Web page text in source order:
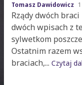
Tomasz Dawidowicz
Rządy dwóch
dwóch wpisach z
sylwetkom
Ostatnim razem
braciach,... Czytaj